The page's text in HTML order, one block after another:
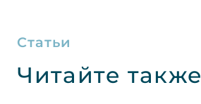
Статьи
Читайте также